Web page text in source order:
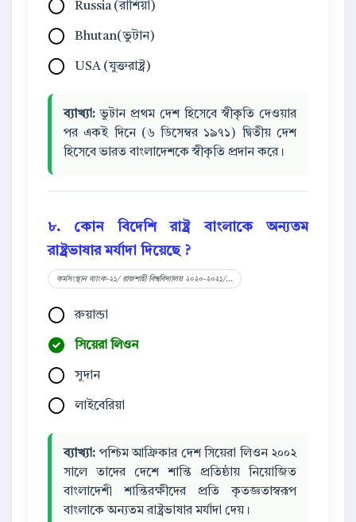
Russia (রাশিয়া)
Bhutan(ভুটান)
USA (যুক্তরাষ্ট্র)
ব্যাখ্যা: ভুটান প্রথম দেশ হিসেবে স্বীকৃতি দেওয়ার
পর একই দিনে (৬ ডিসেম্বর ১৯৭১) দ্বিতীয় দেশ
হিসেবে ভারত বাংলাদেশকে স্বীকৃতি প্রদান করে।
৮. কোন বিদেশি রাষ্ট্র বাংলাকে অন্যতম
রাষ্ট্রভাষার মর্যাদা দিয়েছে ?
কর্মসংস্থান ব্যাংক-২১/ রাজশাহী বিশ্ববিদ্যালয় ২০২০-২০২১/...
রুয়ান্ডা
সিয়েরা লিওন
সুদান
লাইবেরিয়া
ব্যাখ্যা: পশ্চিম আফ্রিকার দেশ সিয়েরা লিওন ২০০২
সালে তাদের দেশে শান্তি প্রতিষ্ঠায় নিয়োজিত
বাংলাদেশী শান্তিরক্ষীদের প্রতি কৃতজ্ঞতাস্বরূপ
বাংলাকে অন্যতম রাষ্ট্রভাষার মর্যাদা দেয়।